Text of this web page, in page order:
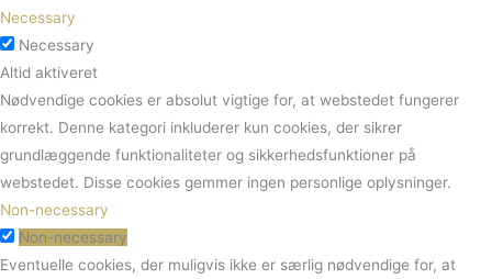
Necessary
Necessary
Altid aktiveret
Nødvendige cookies er absolut vigtige for, at webstedet fungerer
korrekt. Denne kategori inkluderer kun cookies, der sikrer
grundlæggende funktionaliteter og sikkerhedsfunktioner på
webstedet. Disse cookies gemmer ingen personlige oplysninger.
Non-necessary
Non-necessary
Eventuelle cookies, der muligvis ikke er særlig nødvendige for, at